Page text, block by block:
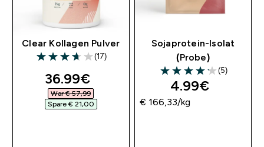
Clear Kollagen Pulver
3.71 out of 5 stars
(17)
discounted price
36.99€‎
War € 57,99‎
Spare € 21,00‎
Sojaprotein-Isolat
(Probe)
4.2 out of 5 stars
(5)
4.99€‎
€ 166,33‎/kg